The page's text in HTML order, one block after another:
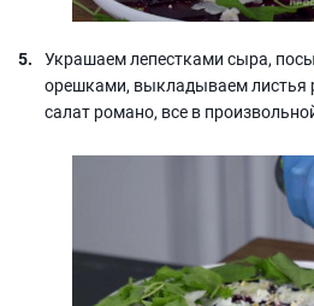
Украшаем лепестками сыра,
орешками, выкладываем листья
салат романо, все в